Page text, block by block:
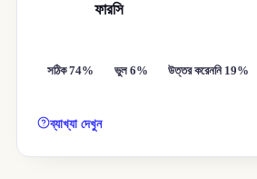
ফারসি
সঠিক 74% ভুল 6% উত্তর করেননি 19%
ব্যাখ্যা দেখুন